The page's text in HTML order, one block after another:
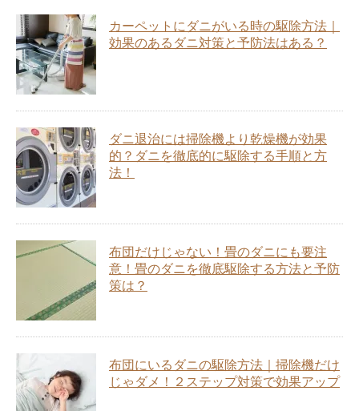
カーペットにダニがいる時の駆除方法｜
効果のあるダニ対策と予防法はある？
ダニ退治には掃除機より乾燥機が効果
的？ダニを徹底的に駆除する手順と方
法！
布団だけじゃない！畳のダニにも要注
意！畳のダニを徹底駆除する方法と予防
策は？
布団にいるダニの駆除方法｜掃除機だけ
じゃダメ！２ステップ対策で効果アップ